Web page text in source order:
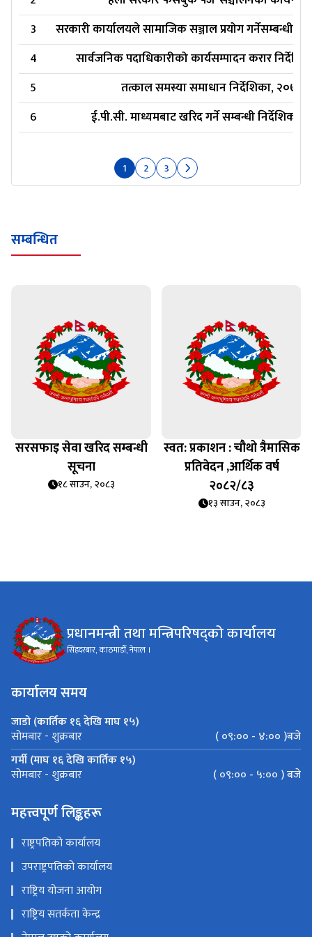
3
सरकारी कार्यालयले सामाजिक सञ्जाल प्रयोग गर्नेसम्बन्धी
4
सार्वजनिक पदाधिकारीको कार्यसम्पादन करार
5
तत्काल समस्या समाधान निर्देशिका, २०७९
6
ई.पी.सी. माध्यमबाट खरिद गर्ने सम्बन्धी निर्देशिका
1 2 3
सम्बन्धित
सरसफाइ सेवा खरिद सम्बन्धी
सूचना
१८ साउन, २०८३
स्वत: प्रकाशन : चौथो त्रैमासिक
प्रतिवेदन ,आर्थिक वर्ष
२०८२/८३
१३ साउन, २०८३
प्रधानमन्त्री तथा मन्त्रिपरिषद्को कार्यालय
सिंहदरबार, काठमाडौँ, नेपाल ।
कार्यालय समय
जाडो (कार्तिक १६ देखि माघ १५)
सोमबार - शुक्रबार
( ०९:०० - ४:०० )बजे
गर्मी (माघ १६ देखि कार्तिक १५)
सोमबार - शुक्रबार ( ०९:०० - ५:०० ) बजे
महत्त्वपूर्ण लिङ्कहरू
राष्ट्रपतिको कार्यालय
उपराष्ट्रपतिको कार्यालय
राष्ट्रिय योजना आयोग
राष्ट्रिय सतर्कता केन्द्र